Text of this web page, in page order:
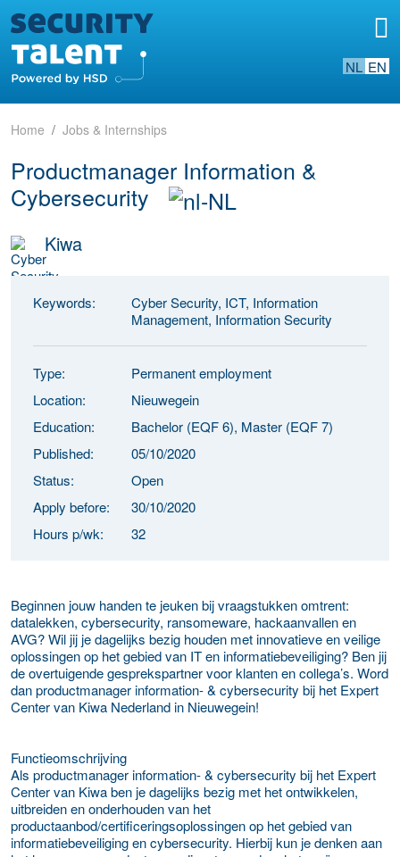
NL EN
Home Jobs & Internships
Productmanager Information &
Cybersecurity
Kiwa
Keywords:
Cyber Security, ICT, Information
Management, Information Security
Type:
Permanent employment
Location:
Nieuwegein
Education:
Bachelor (EQF 6), Master (EQF 7)
Published:
05/10/2020
Status:
Open
Apply before:
30/10/2020
Hours p/wk:
32
Beginnen jouw handen te jeuken bij vraagstukken omtrent:
datalekken, cybersecurity, ransomeware, hackaanvallen en
AVG? Wil jij je dagelijks bezig houden met innovatieve en veilige
oplossingen op het gebied van IT en informatiebeveiliging? Ben jij
de overtuigende gesprekspartner voor klanten en collega’s. Word
dan productmanager information- & cybersecurity bij het Expert
Center van Kiwa Nederland in Nieuwegein!
Functieomschrijving
Als productmanager information- & cybersecurity bij het Expert
Center van Kiwa ben je dagelijks bezig met het ontwikkelen,
uitbreiden en onderhouden van het
productaanbod/certificeringsoplossingen op het gebied van
informatiebeveiliging en cybersecurity. Hierbij kun je denken aan